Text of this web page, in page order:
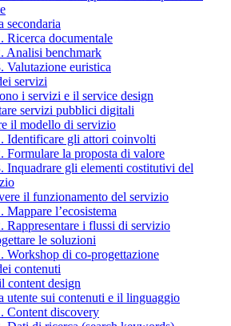
secondaria
Ricerca documentale
Analisi benchmark
Valutazione euristica
servizi
i servizi e il service design
servizi pubblici digitali
il modello di servizio
Identificare gli attori coinvolti
Formulare la proposta di valore
Inquadrare gli elementi costitutivi del
il funzionamento del servizio
Mappare l’ecosistema
Rappresentare i flussi di servizio
le soluzioni
Workshop di co-progettazione
contenuti
content design
utente sui contenuti e il linguaggio
Content discovery